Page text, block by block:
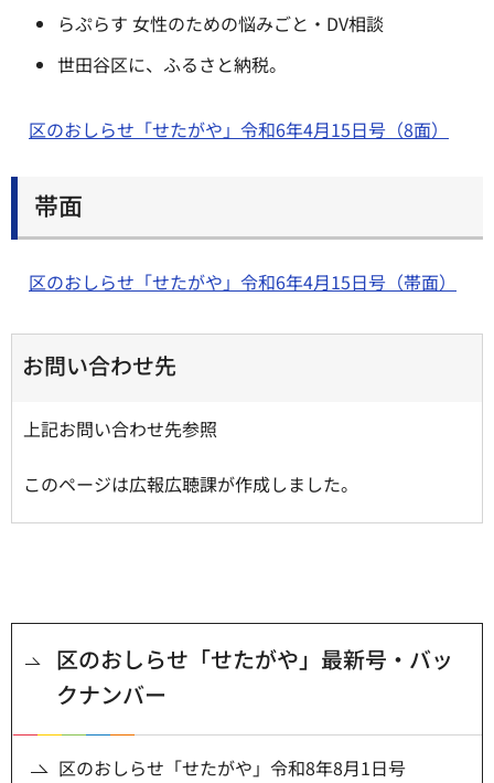
らぷらす 女性のための悩みごと・DV相談
世田谷区に、ふるさと納税。
区のおしらせ「せたがや」令和6年4月15日号（8面）
帯面
区のおしらせ「せたがや」令和6年4月15日号（帯面）
お問い合わせ先
上記お問い合わせ先参照
このページは広報広聴課が作成しました。
区のおしらせ「せたがや」最新号・バッ
クナンバー
区のおしらせ「せたがや」令和8年8月1日号